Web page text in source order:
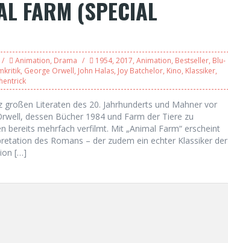
FARM (SPECIAL
Animation, Drama 1954, 2017, Animation, Bestseller, Blu-
, George Orwell, John Halas, Joy Batchelor, Kino, Klassiker,
großen Literaten des 20. Jahrhunderts und Mahner vor
dessen Bücher 1984 und Farm der Tiere zu
bereits mehrfach verfilmt. Mit „Animal Farm“ erscheint
des Romans – der zudem ein echter Klassiker der
[…]